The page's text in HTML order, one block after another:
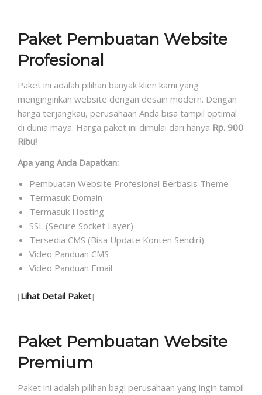
Paket Pembuatan Website
Profesional
Paket ini adalah pilihan banyak klien kami yang
menginginkan website dengan desain modern. Dengan
harga terjangkau, perusahaan Anda bisa tampil optimal
di dunia maya. Harga paket ini dimulai dari hanya Rp. 900
Ribu!
Apa yang Anda Dapatkan:
Pembuatan Website Profesional Berbasis Theme
Termasuk Domain
Termasuk Hosting
SSL (Secure Socket Layer)
Tersedia CMS (Bisa Update Konten Sendiri)
Video Panduan CMS
Video Panduan Email
[Lihat Detail Paket]
Paket Pembuatan Website
Premium
Paket ini adalah pilihan bagi perusahaan yang ingin tampil